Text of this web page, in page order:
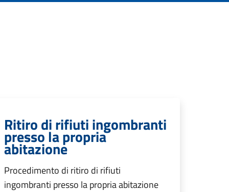
Ritiro di rifiuti ingombranti
presso la propria
abitazione
Procedimento di ritiro di rifiuti
ingombranti presso la propria abitazione